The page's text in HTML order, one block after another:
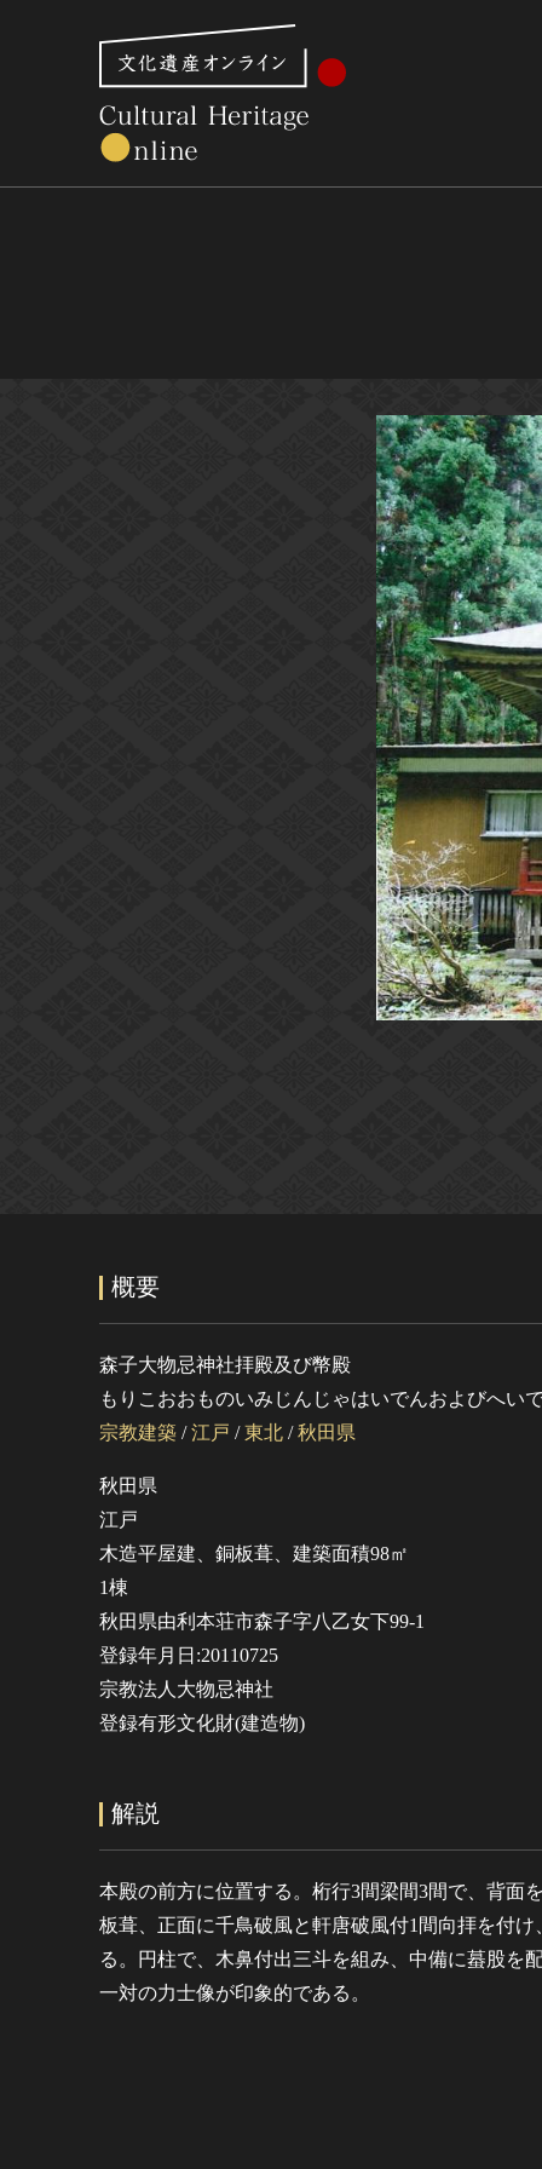
概要
森子大物忌神社拝殿及び幣殿
もりこおおものいみじんじゃはいでんおよびへい
宗教建築 /江戸 /東北 /秋田県
秋田県
江戸
木造平屋建、銅板葺、建築面積98㎡
1棟
秋田県由利本荘市森子字八乙女下99-1
登録年月日:20110725
宗教法人大物忌神社
登録有形文化財(建造物)
解説
本殿の前方に位置する。桁行3間梁間3間で、背面
板葺、正面に千鳥破風と軒唐破風付1間向拝を付
る。円柱で、木鼻付出三斗を組み、中備に蟇股を
一対の力士像が印象的である。